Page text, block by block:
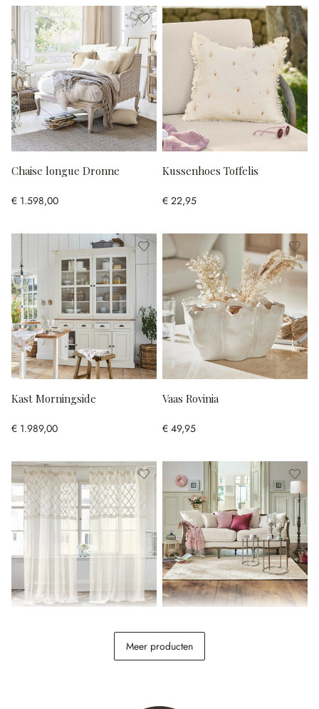
Chaise longue Dronne
€ 1.598,00
Kussenhoes Toffelis
€ 22,95
Kast Morningside
€ 1.989,00
Vaas Rovinia
€ 49,95
€ 1.898,00
Meer producten